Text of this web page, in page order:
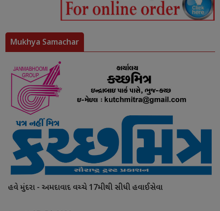
Mukhya Samachar
હવે મુંદરા - અમદાવાદ વચ્ચે 17મીથી સીધી હવાઈસેવા